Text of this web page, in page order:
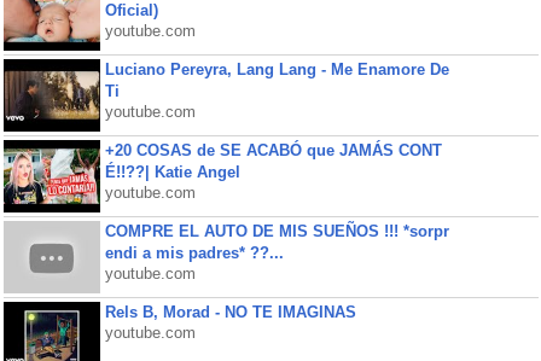
Oficial)
youtube.com
Luciano Pereyra, Lang Lang - Me Enamore De
Ti
youtube.com
+20 COSAS de SE ACABÓ que JAMÁS CONT
É!!??| Katie Angel
youtube.com
COMPRE EL AUTO DE MIS SUEÑOS !!! *sorpr
endi a mis padres* ??...
youtube.com
Rels B, Morad - NO TE IMAGINAS
youtube.com